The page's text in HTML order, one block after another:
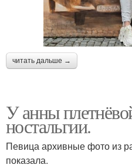
читать дальше →
У анны
ностальгии.
Певица архивные фото из
показала.